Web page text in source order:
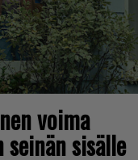
voima
sisälle